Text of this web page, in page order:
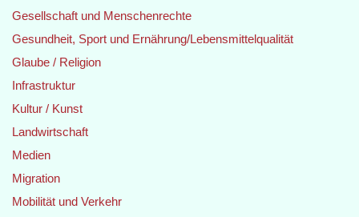
Gesellschaft und Menschenrechte
Gesundheit, Sport und Ernährung/Lebensmittelqualität
Glaube / Religion
Infrastruktur
Kultur / Kunst
Landwirtschaft
Medien
Migration
Mobilität und Verkehr